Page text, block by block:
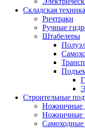
Складская техника
Ричтраки
Ручные
Штабелеры
Строительные
Ножничные
Ножничные